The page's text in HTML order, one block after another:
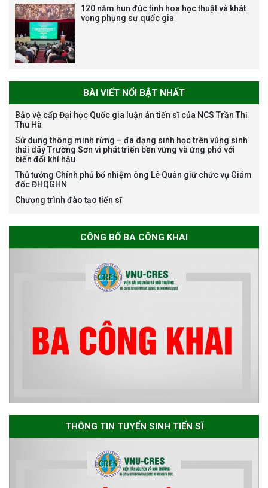
bền vững đợt 1 năm 2026
The International Conference
EME 2026 on “Earth, Mine and
Advancement of Strategic
Infrastructure Development”
THÔNG BÁO TUYỂN SINH ĐÀO
THÔNG BÁO KẾ HOẠCH TỔ
CHỨC TRAO HỌC BỔNG NAGAO
NĂM HỌC 2025-2026
THƯ CẢM ƠN LỄ KỶ NIỆM 40
NĂM XÂY DỰNG VÀ PHÁT TRIỂN
VIỆN (1985-2025) VÀ ĐÓN
NHẬN HUÂN CHƯƠNG LAO
ĐỘNG HẠNG BA
120 năm hun đúc tinh hoa học thuật và khát
vọng phụng sự quốc gia
BÀI VIẾT NỔI BẬT NHẤT
Bảo vệ cấp Đại học Quốc gia luận án tiến sĩ của NCS Trần Thị
Thu Hà
Sử dụng thông minh rừng – đa dạng sinh học trên vùng sinh
thái dãy Trường Sơn vì phát triển bền vững và ứng phó với
biến đổi khí hậu
Thủ tướng Chính phủ bổ nhiệm ông Lê Quân giữ chức vụ Giám
đốc ĐHQGHN
Chương trình đào tạo tiến sĩ
CÔNG BỐ BA CÔNG KHAI
THÔNG TIN TUYỂN SINH TIẾN SĨ